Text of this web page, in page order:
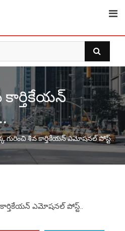
కార్తికేయన్
గురించి శివ కార్తికేయన్ ఎమోషనల్ పోస్ట్..